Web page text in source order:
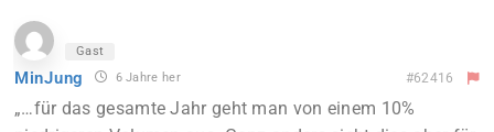
Gast
MinJung 6 Jahre her #62416
„…für das gesamte Jahr geht man von einem 10%